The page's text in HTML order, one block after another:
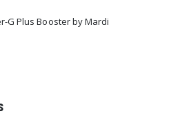
G Plus Booster by Mardi